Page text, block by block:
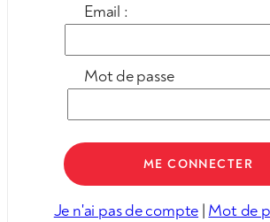
Email :
Mot de passe
Je n'ai pas de compte | Mot de